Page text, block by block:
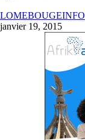
LOMEBOUGEINFO
janvier 19, 2015